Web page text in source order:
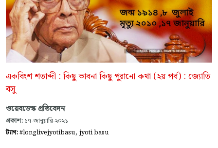
একবিংশ শতাব্দী : কিছু ভাবনা কিছু পুরানো কথা (২য় পর্ব) : জ্যোতি
বসু
ওয়েবডেস্ক প্রতিবেদন
প্রকাশ: ১৭-জানুয়ারি-২০২১
ট্যাগ:#longlivejyotibasu, jyoti basu